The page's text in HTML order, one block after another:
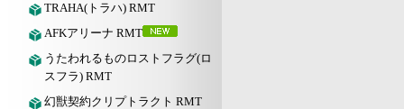
TRAHA(トラハ) RMT
AFKアリーナ RMT
うたわれるものロストフラグ(ロ
スフラ) RMT
幻獣契約クリプトラクト RMT